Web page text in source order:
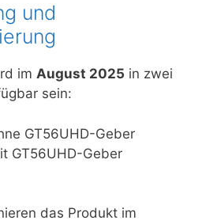
und
im August 2025 in zwei
sein:
GT56UHD-Geber
GT56UHD-Geber
das Produkt im